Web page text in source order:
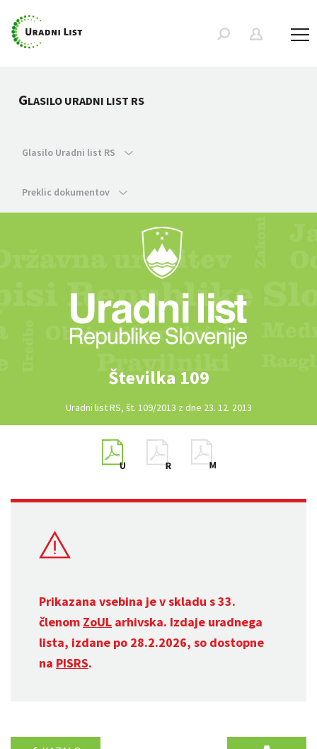
GLASILO URADNI LIST RS
Glasilo Uradni list RS
Preklic dokumentov
Številka 109
Uradni list RS, št. 109/2013 z dne 23. 12. 2013
Prikazana vsebina je v skladu s 33.
členom ZoUL arhivska. Izdaje uradnega
lista, izdane po 28.2.2026, so dostopne
na PISRS.